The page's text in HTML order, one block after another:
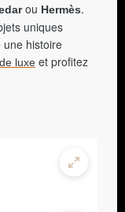
ou Hermès.
uniques
une histoire
luxe et profitez